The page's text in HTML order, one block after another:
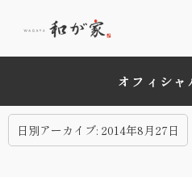
オフィシャ
日別アーカイブ: 2014年8月27日